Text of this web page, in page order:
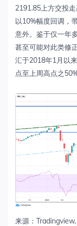
2191.85上方交投
以10%幅度回调，
意外。鉴于仅一年
甚至可能对此类修
汇于2018年1月以
点至上周高点之
来源：